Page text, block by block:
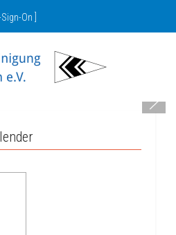
On ]